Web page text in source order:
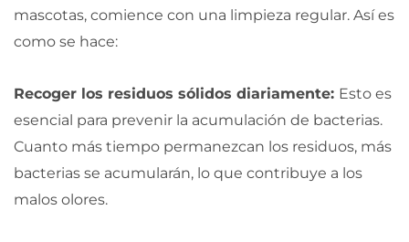
mascotas, comience con una limpieza regular. Así es
como se hace:
Recoger los residuos sólidos diariamente: Esto es
esencial para prevenir la acumulación de bacterias.
Cuanto más tiempo permanezcan los residuos, más
bacterias se acumularán, lo que contribuye a los
malos olores.